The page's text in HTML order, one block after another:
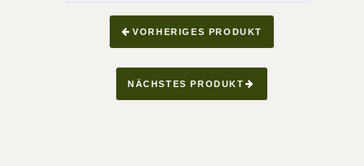
VORHERIGES PRODUKT
NÄCHSTES PRODUKT